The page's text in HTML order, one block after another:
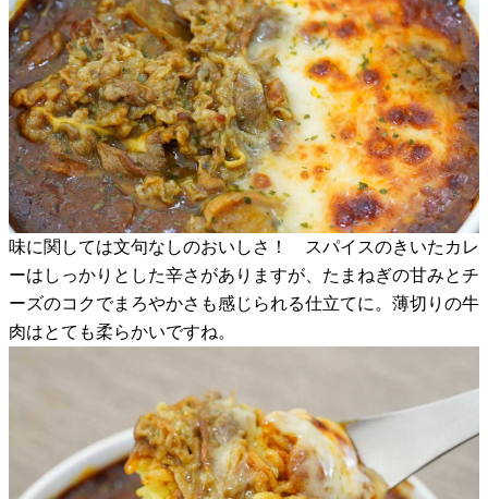
味に関しては文句なしのおいしさ！ スパイスのきいたカレ
ーはしっかりとした辛さがありますが、たまねぎの甘みとチ
ーズのコクでまろやかさも感じられる仕立てに。薄切りの牛
肉はとても柔らかいですね。